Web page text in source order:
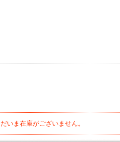
いま在庫がございません。